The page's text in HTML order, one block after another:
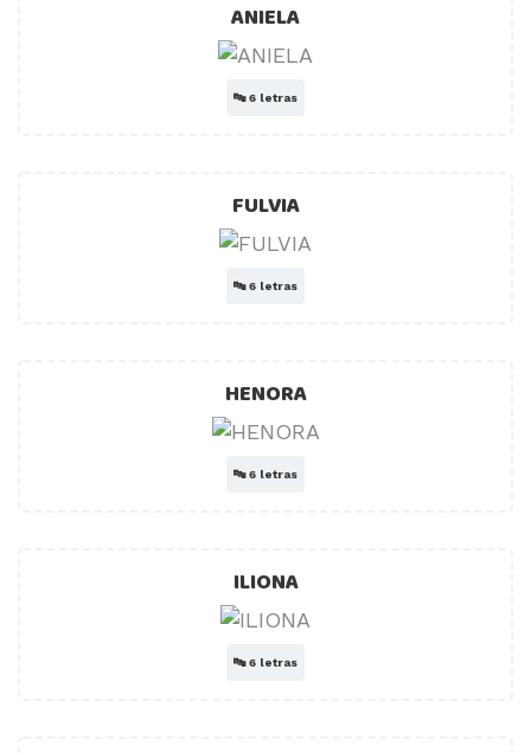
ANIELA
🔤6 letras
FULVIA
🔤6 letras
HENORA
🔤6 letras
ILIONA
🔤6 letras